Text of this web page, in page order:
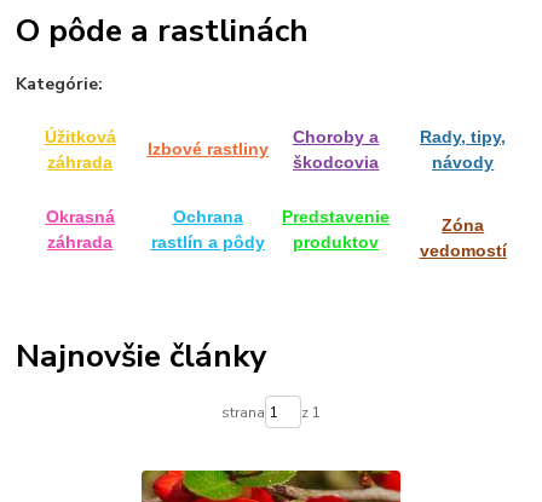
O pôde a rastlinách
Kategórie:
Úžitková
záhrada
Izbové rastliny
Choroby a
škodcovia
Rady, tipy,
návody
Okrasná
záhrada
Ochrana
rastlín a pôdy
Predstavenie
produktov
Zóna
vedomostí
Najnovšie články
strana z 1